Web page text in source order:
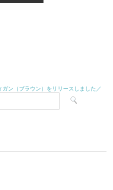
ン（ブラウン）をリリースしました／